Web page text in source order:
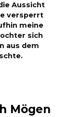
Aussicht
versperrt
meine
sich
aus dem
Mögen